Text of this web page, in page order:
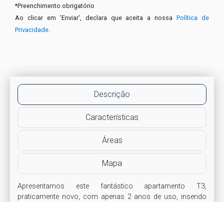
*Preenchimento obrigatório
Ao clicar em 'Enviar', declara que aceita a nossaPolítica de
Privacidade
Descrição
Características
Áreas
Mapa
Apresentamos este fantástico apartamento T3,
praticamente novo, com apenas 2 anos de uso, inserido